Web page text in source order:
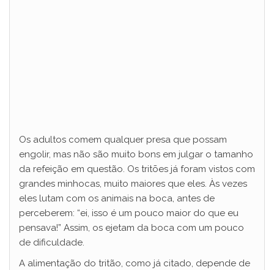
Os adultos comem qualquer presa que possam
engolir, mas não são muito bons em julgar o tamanho
da refeição em questão. Os tritões já foram vistos com
grandes minhocas, muito maiores que eles. Às vezes
eles lutam com os animais na boca, antes de
perceberem: “ei, isso é um pouco maior do que eu
pensava!” Assim, os ejetam da boca com um pouco
de dificuldade.
A alimentação do tritão, como já citado, depende de